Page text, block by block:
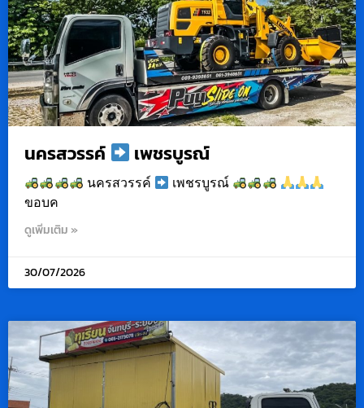
นครสวรรค์ เพชรบูรณ์
นครสวรรค์
เพชรบูรณ์
ขอบค
ดูเพิ่มเติม »
30/07/2026